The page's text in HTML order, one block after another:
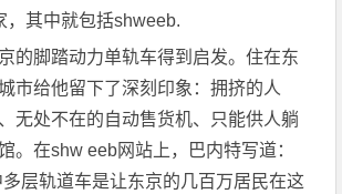
，其中就包括shweeb.
的脚踏动力单轨车得到启发。住在东
市给他留下了深刻印象：拥挤的人
无处不在的自动售货机、只能供人躺
。在shw eeb网站上，巴内特写道：
多层轨道车是让东京的几百万居民在这